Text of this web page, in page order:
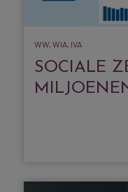
WW, WIA, IVA
SOCIALE